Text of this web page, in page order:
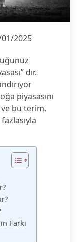
2025
dır.
piyasasını
bu terim,
Farkı